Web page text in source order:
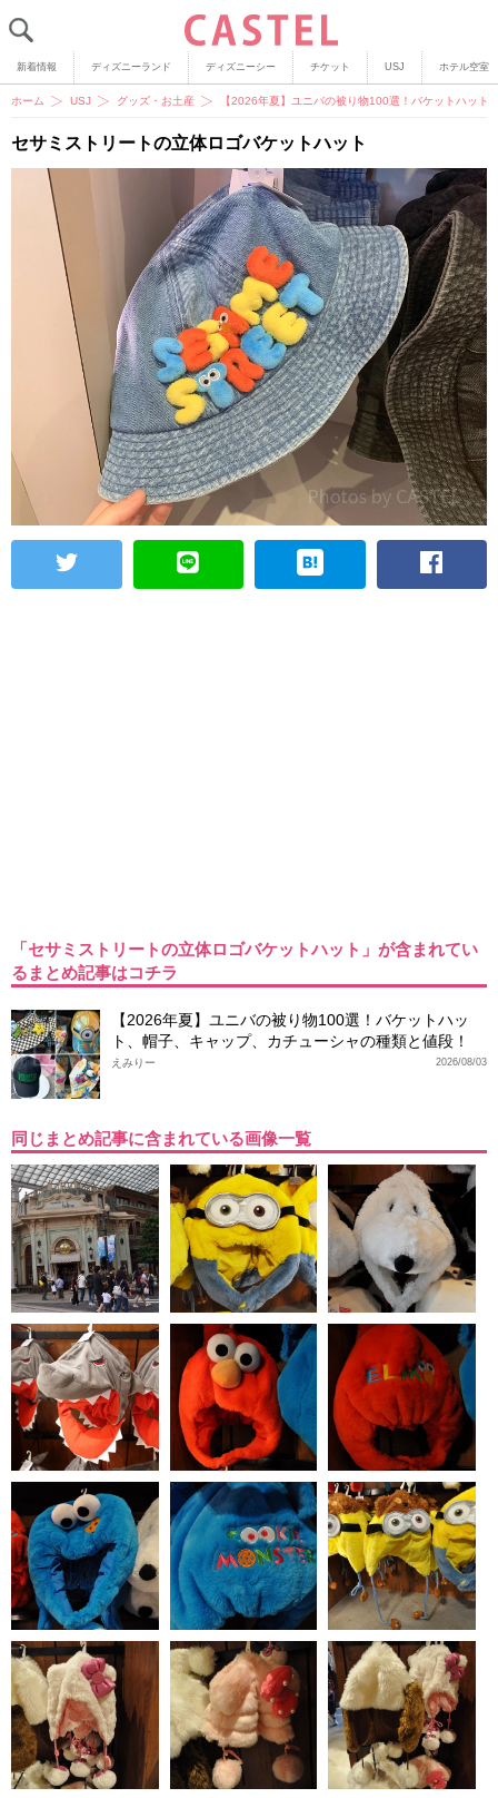
新着情報 ディズニーランド ディズニーシー チケット USJ ホテル空室
ホーム USJ グッズ・お土産 【2026年夏】ユニバの被り物100選！バケットハット
セサミストリートの立体ロゴバケットハット
「セサミストリートの立体ロゴバケットハット」が含まれてい
るまとめ記事はコチラ
【2026年夏】ユニバの被り物100選！バケットハッ
ト、帽子、キャップ、カチューシャの種類と値段！
2026/08/03
えみりー
同じまとめ記事に含まれている画像一覧